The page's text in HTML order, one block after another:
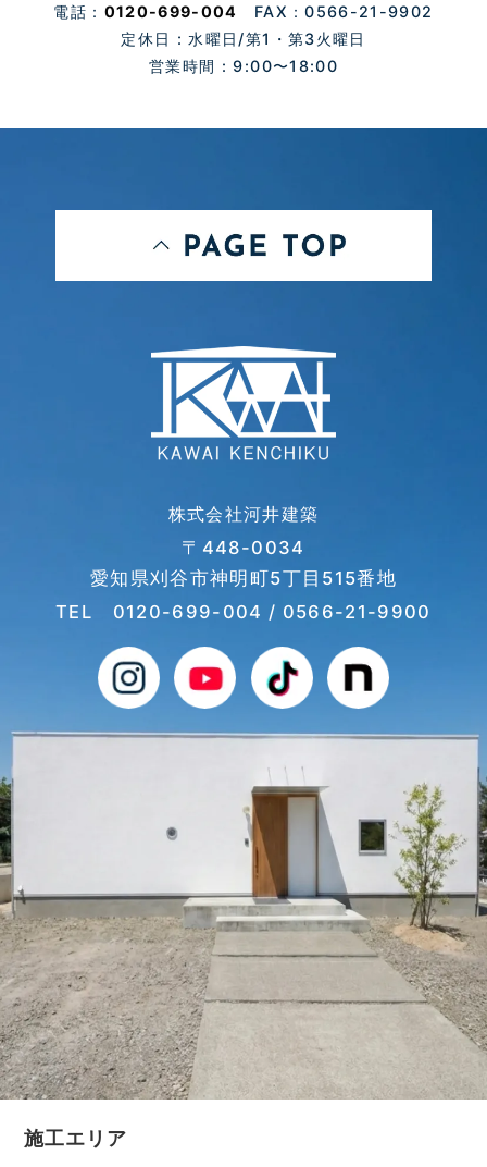
電話： 0120-699-004
FAX：0566-21-9902
定休日 : 水曜日/第1・第3火曜日
営業時間 : 9:00〜18:00
株式会社河井建築
〒448-0034
愛知県刈谷市神明町5丁目515番地
TEL 0120-699-004 / 0566-21-9900
施工エリア